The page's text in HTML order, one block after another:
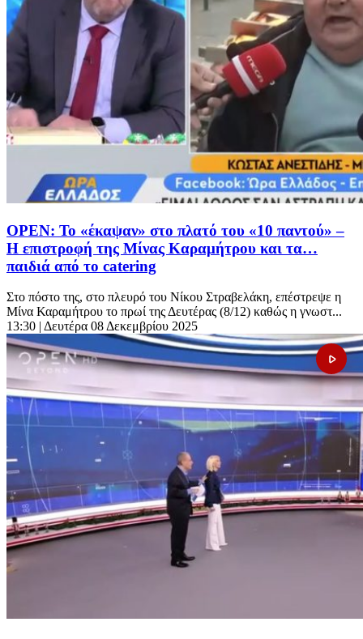
OPEN: Το «έκαψαν» στο πλατό του «10 παντού» –
Η επιστροφή της Μίνας Καραμήτρου και τα…
παιδιά από το catering
Στο πόστο της, στο πλευρό του Νίκου Στραβελάκη, επέστρεψε η
Μίνα Καραμήτρου το πρωί της Δευτέρας (8/12) καθώς η γνωστ...
13:30 | Δευτέρα 08 Δεκεμβρίου 2025